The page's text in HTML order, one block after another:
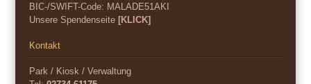
BIC-/SWIFT-Code: MALADE51AKI
Unsere Spendenseite [KLICK]
Kontakt
Park / Kiosk / Verwaltung